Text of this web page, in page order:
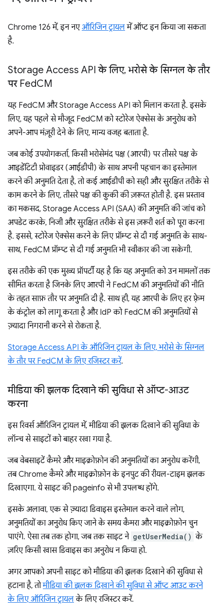
Chrome 126 में, इन नएऑरिजिन ट्रायलमें ऑप्ट इन किया जा सकता
है.
Storage Access API के लिए, भरोसे के सिग्नल के तौर
पर FedCM
यह FedCM और Storage Access API को मिलान करता है. इसके
लिए, यह पहले से मौजूद FedCM को स्टोरेज ऐक्सेस के अनुरोध को
अपने-आप मंज़ूरी देने के लिए, मान्य वजह बताता है.
जब कोई उपयोगकर्ता, किसी भरोसेमंद पक्ष (आरपी) पर तीसरे पक्ष के
आइडेंटिटी प्रोवाइडर (आईडीपी) के साथ अपनी पहचान का इस्तेमाल
करने की अनुमति देता है, तो कई आईडीपी को सही और सुरक्षित तरीके से
काम करने के लिए, तीसरे पक्ष की कुकी की ज़रूरत होती है. इस प्रस्ताव
का मकसद, Storage Access API (SAA) की अनुमति की जांच को
अपडेट करके, निजी और सुरक्षित तरीके से इस ज़रूरी शर्त को पूरा करना
है. इससे, स्टोरेज ऐक्सेस करने के लिए प्रॉम्प्ट से दी गई अनुमति के साथ-
साथ, FedCM प्रॉम्प्ट से दी गई अनुमति भी स्वीकार की जा सकेगी.
इस तरीके की एक मुख्य प्रॉपर्टी यह है कि यह अनुमति को उन मामलों तक
सीमित करता है जिनके लिए आरपी ने FedCM की अनुमतियों की नीति
के तहत साफ़ तौर पर अनुमति दी है. साथ ही, यह आरपी के लिए हर फ़्रेम
के कंट्रोल को लागू करता है और IdP को FedCM की अनुमतियों से
ज़्यादा निगरानी करने से रोकता है.
Storage Access API के ऑरिजिन ट्रायल के लिए, भरोसे के सिग्नल
के तौर पर FedCM के लिए रजिस्टर करें.
मीडिया की झलक दिखाने की सुविधा से ऑप्ट-आउट
करना
इस रिवर्स ऑरिजिन ट्रायल में, मीडिया की झलक दिखाने की सुविधा के
लॉन्च से साइटों को बाहर रखा गया है.
जब वेबसाइटें कैमरे और माइक्रोफ़ोन की अनुमतियों का अनुरोध करेंगी,
तब Chrome कैमरे और माइक्रोफ़ोन के इनपुट की रीयल-टाइम झलक
दिखाएगा. ये साइट की pageinfo से भी उपलब्ध होंगे.
इसके अलावा, एक से ज़्यादा डिवाइस इस्तेमाल करने वाले लोग,
अनुमतियों का अनुरोध किए जाने के समय कैमरा और माइक्रोफ़ोन चुन
पाएंगे. ऐसा तब तक होगा, जब तक साइट ने getUserMedia() के
ज़रिए किसी खास डिवाइस का अनुरोध न किया हो.
अगर आपको अपनी साइट को मीडिया की झलक दिखाने की सुविधा से
हटाना है, तोमीडिया की झलक दिखाने की सुविधा से ऑप्ट आउट करने
के लिए ऑरिजिन ट्रायलके लिए रजिस्टर करें.